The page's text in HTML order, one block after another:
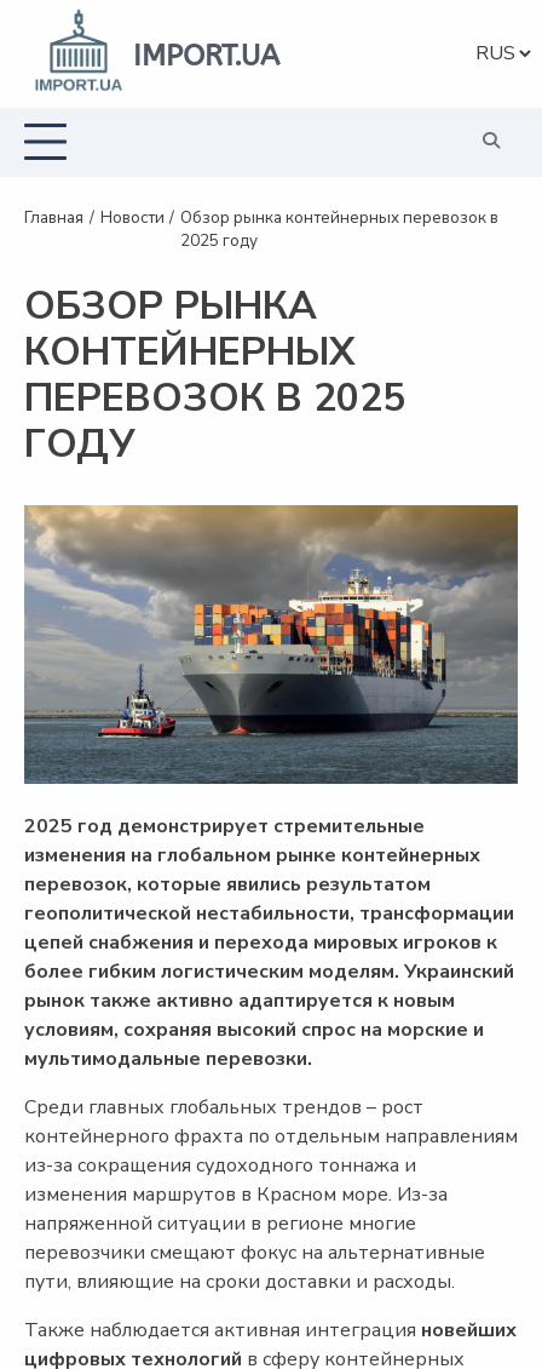
Перейти
содержанию
IMPORT.UA
Главная Новости
Обзор рынка контейнерных перевозок в
2025 году
ОБЗОР РЫНКА
КОНТЕЙНЕРНЫХ
ПЕРЕВОЗОК В 2025
ГОДУ
2025 год демонстрирует стремительные
изменения на глобальном рынке контейнерных
перевозок, которые явились результатом
геополитической нестабильности, трансформации
цепей снабжения и перехода мировых игроков к
более гибким логистическим моделям. Украинский
рынок также активно адаптируется к новым
условиям, сохраняя высокий спрос на морские и
мультимодальные перевозки.
Среди главных глобальных трендов – рост
контейнерного фрахта по отдельным направлениям
из-за сокращения судоходного тоннажа и
изменения маршрутов в Красном море. Из-за
напряженной ситуации в регионе многие
перевозчики смещают фокус на альтернативные
пути, влияющие на сроки доставки и расходы.
Также наблюдается активная интеграция новейших
цифровых технологий в сферу контейнерных